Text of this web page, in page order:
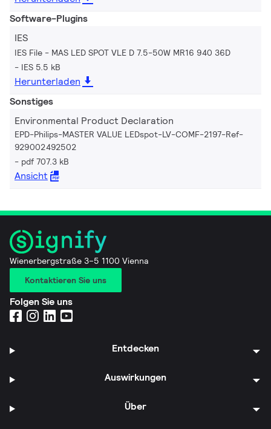
Software-Plugins
IES
IES File - MAS LED SPOT VLE D 7.5-50W MR16 940 36D
IES 5.5 kB
Herunterladen
Sonstiges
Environmental Product Declaration
EPD-Philips-MASTER VALUE LEDspot-LV-COMF-2197-Ref-
929002492502
pdf 707.3 kB
Ansicht
Wienerbergstraße 3–5 1100 Vienna
Kontaktieren Sie uns
Folgen Sie uns
Entdecken
Auswirkungen
Über